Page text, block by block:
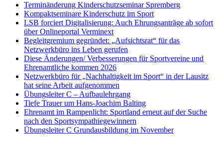
Terminänderung Kinderschutzseminar Spremberg
Kompaktseminare Kinderschutz im Sport
LSB forciert Digitalisierung: Auch Ehrungsanträge ab sofort
über Onlineportal Verminext
Begleitgremium gegründet: „Aufsichtsrat“ für das
Netzwerkbüro ins Leben gerufen
Diese Änderungen/ Verbesserungen für Sportvereine und
Ehrenamtliche kommen 2026
Netzwerkbüro für „Nachhaltigkeit im Sport“ in der Lausitz
hat seine Arbeit aufgenommen
Übungsleiter C – Aufbaulehrgang
Tiefe Trauer um Hans-Joachim Balting
Ehrenamt im Rampenlicht: Sportland erneut auf der Suche
nach den Sportsympathiegewinnern
Übungsleiter C Grundausbildung im November